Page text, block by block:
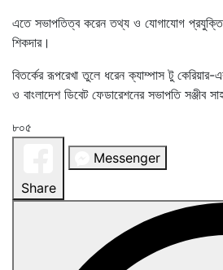
এতে সভাপ‌তিত্ব করেন তথ্য ও যোগাযোগ প্রযু‌ক্তি
শিকদার।
‌বিতর্কের রূপরেখা তুলে ধরেন ক্যাম্পাস টু কে‌রিয়ার-
ও বাংলাদেশ ডিবেট ফেডারেশনের সভাপ‌তি সঞ্জীব
৮০৫
Share
Messenger